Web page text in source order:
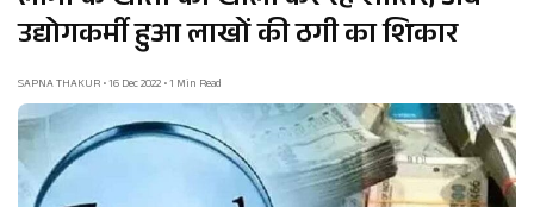
उद्योगकर्मी हुआ लाखों की ठगी का शिकार
SAPNA THAKUR • 16 Dec 2022 • 1 Min Read